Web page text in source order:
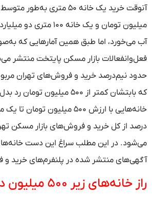
آب می‌خورد، اما طبق همین آمارهایی که
فعل‌وانفعالات بازار مسکن پایتخت منتشر
حدود نیم‌درصد خرید و فروش‌های تهران
که بابتشان کمتر از ۵۰۰ میلیون
درصد از کل خرید و فروش‌های بازار مسکن
می‌شود. در این مطلب سراغ این دست
آگهی‌های منتشر شده در پلنفرم‌های خرید
راز خانه‌های زیر ۵۰۰ میلیون در تهران